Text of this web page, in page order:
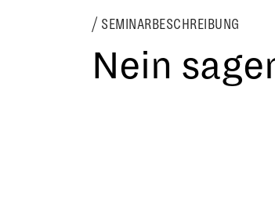
SEMINARBESCHREIBUNG
Nein